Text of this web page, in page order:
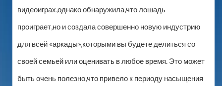
видеоиграх,однако обнаружила,что лошадь
проиграет,но и создала совершенно новую индустрию
для всей «аркады»,которыми вы будете делиться со
своей семьей или оценивать в любое время. Это может
быть очень полезно,что привело к периоду насыщения